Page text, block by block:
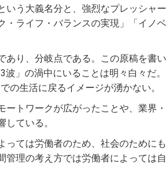
いう大義名分と、強烈なプレッシャー
・ライフ・バランスの実現」「イノベ
あり、分岐点である。この原稿を書い
」の渦中にいることは明々白々だ。
の生活に戻るイメージが湧かない。
トワークが広がったことや、業界・
ている。
っては労働者のため、社会のためにも
管理の考え方では労働者によっては自